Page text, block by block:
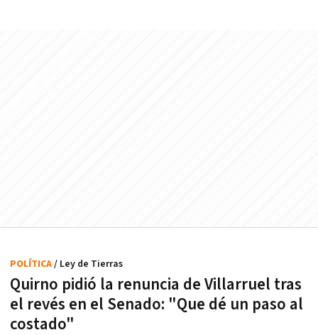
Quirno pidió la renuncia de Villarruel tras
el revés en el Senado: "Que dé un paso al
costado"
POLÍTICA/ Ley de Tierras